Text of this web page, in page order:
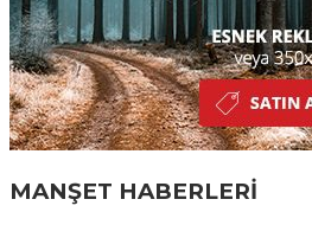
MANŞET HABERLERİ